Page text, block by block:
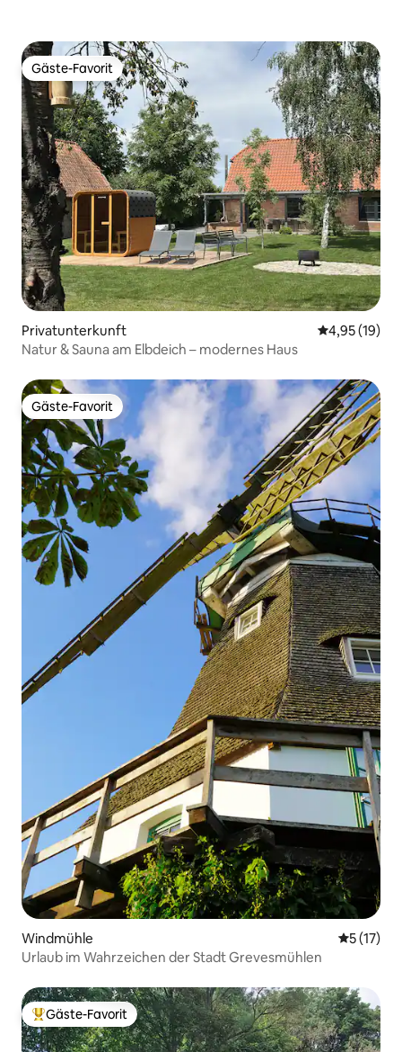
Gäste-Favorit
Gäste-Favorit
Privatunterkunft
4,95 (19)
Natur & Sauna am Elbdeich – modernes Haus
Gäste-Favorit
Gäste-Favorit
Windmühle
5 (17)
Urlaub im Wahrzeichen der Stadt Grevesmühlen
Beliebter Gäste-Favorit.
Gäste-Favorit